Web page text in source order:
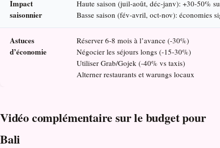
Impact
saisonnier
Haute saison (juil-août, déc-janv): +30-50%
Basse saison (fév-avril, oct-nov): économies
Astuces
d’économie
Réserver 6-8 mois à l’avance (-30%)
Négocier les séjours longs (-15-30%)
Utiliser Grab/Gojek (-40% vs taxis)
Alterner restaurants et warungs locaux
Vidéo complémentaire sur le budget pour
Bali